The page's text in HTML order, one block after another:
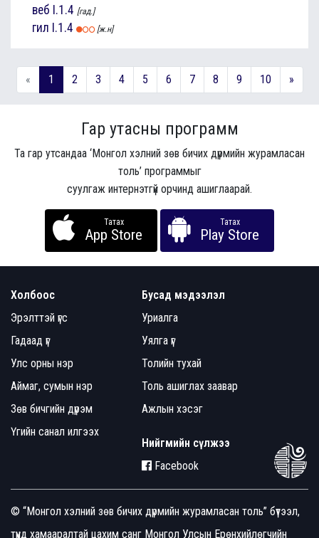
веб I.1.4 [гад.]
гил I.1.4 [ж.н]
« 1 2 3 4 5 6 7 8 9 10 »
Гар утасны программ
Та гар утсандаа ‘Монгол хэлний зөв бичих дүрмийн журамласан
толь’ программыг
суулгаж интернэтгүй орчинд ашиглаарай.
Татах
App Store
Татах
Play Store
Холбоос
Эрэлттэй үгс
Гадаад үг
Улс орны нэр
Аймаг, сумын нэр
Зөв бичгийн дүрэм
Үгийн санал илгээх
Бусад мэдээлэл
Уриалга
Уялга үг
Толийн тухай
Толь ашиглах заавар
Ажлын хэсэг
Нийгмийн сүлжээ
Facebook
© “Монгол хэлний зөв бичих дүрмийн журамласан толь” бүтээл,
түүнд хамааралтай цахим санг Монгол Улсын Ерөнхийлөгчийн